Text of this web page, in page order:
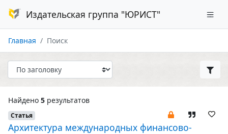
Издательская группа "ЮРИСТ"
Главная Поиск
Найдено 5 результатов
Статья
Архитектура международных финансово-